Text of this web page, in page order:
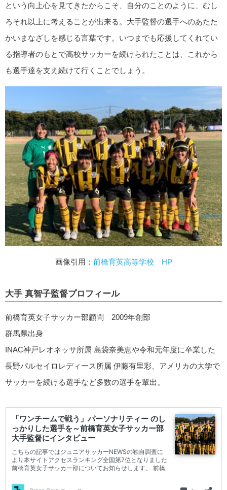
という向上心を見てきたからこそ、自分のことのように、むし
ろそれ以上に考えることが出来る。大手監督の選手へのあたた
かいまなざしを感じる言葉です。いつまでも応援してくれてい
る指導者のもとで高校サッカーを続けられたことは、これから
も選手達を支え続けて行くことでしょう。
画像引用： 前橋育英高等学校 HP
大手 真智子監督プロフィール
前橋育英女子サッカー部顧問 2009年創部
群馬県出身
INAC神戸レオネッサ所属 島袋奈美恵や令和元年度に卒業した
長野パルセイロレディース所属 伊藤有里彩、アメリカの大学で
サッカーを続ける選手など多数の選手を輩出。